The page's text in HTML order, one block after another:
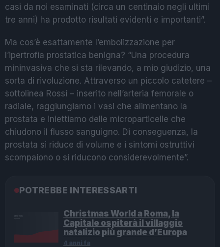
casi da noi esaminati (circa un centinaio negli ultimi
tre anni) ha prodotto risultati evidenti e importanti”.
Ma cos’è esattamente l’embolizzazione per
l’ipertrofia prostatica benigna? “Una procedura
mininvasiva che si sta rilevando, a mio giudizio, una
sorta di rivoluzione. Attraverso un piccolo catetere –
sottolinea Rossi – inserito nell’arteria femorale o
radiale, raggiungiamo i vasi che alimentano la
prostata e iniettiamo delle microparticelle che
chiudono il flusso sanguigno. Di conseguenza, la
prostata si riduce di volume e i sintomi ostruttivi
scompaiono o si riducono considerevolmente”.
POTREBBE INTERESSARTI
Christmas World a Roma, la
Capitale ospiterà il villaggio
natalizio più grande d’Europa
4 anni fa